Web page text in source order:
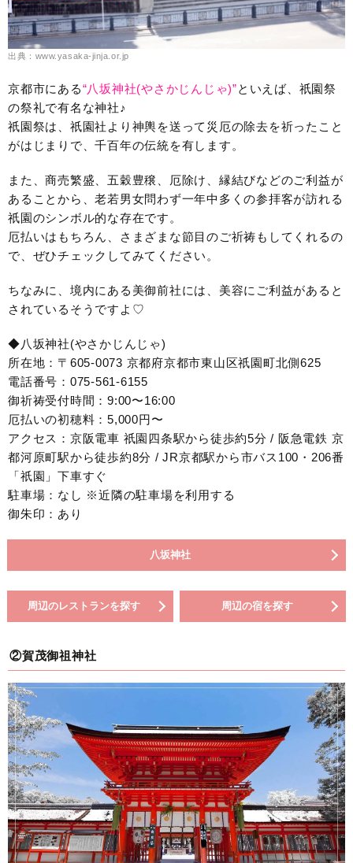
出典：www.yasaka-jinja.or.jp
京都市にある“八坂神社(やさかじんじゃ)”といえば、祇園祭
の祭礼で有名な神社♪
祇園祭は、祇園社より神輿を送って災厄の除去を祈ったこと
がはじまりで、千百年の伝統を有します。
また、商売繁盛、五穀豊穣、厄除け、縁結びなどのご利益が
あることから、老若男女問わず一年中多くの参拝客が訪れる
祇園のシンボル的な存在です。
厄払いはもちろん、さまざまな節目のご祈祷もしてくれるの
で、ぜひチェックしてみてください。
ちなみに、境内にある美御前社には、美容にご利益があると
されているそうですよ♡
◆八坂神社(やさかじんじゃ)
所在地：〒605-0073 京都府京都市東山区祇園町北側625
電話番号：075-561-6155
御祈祷受付時間：9:00〜16:00
厄払いの初穂料：5,000円〜
アクセス：京阪電車 祇園四条駅から徒歩約5分 / 阪急電鉄 京
都河原町駅から徒歩約8分 / JR京都駅から市バス100・206番
「祇園」下車すぐ
駐車場：なし ※近隣の駐車場を利用する
御朱印：あり
八坂神社
周辺のレストランを探す 周辺の宿を探す
②賀茂御祖神社